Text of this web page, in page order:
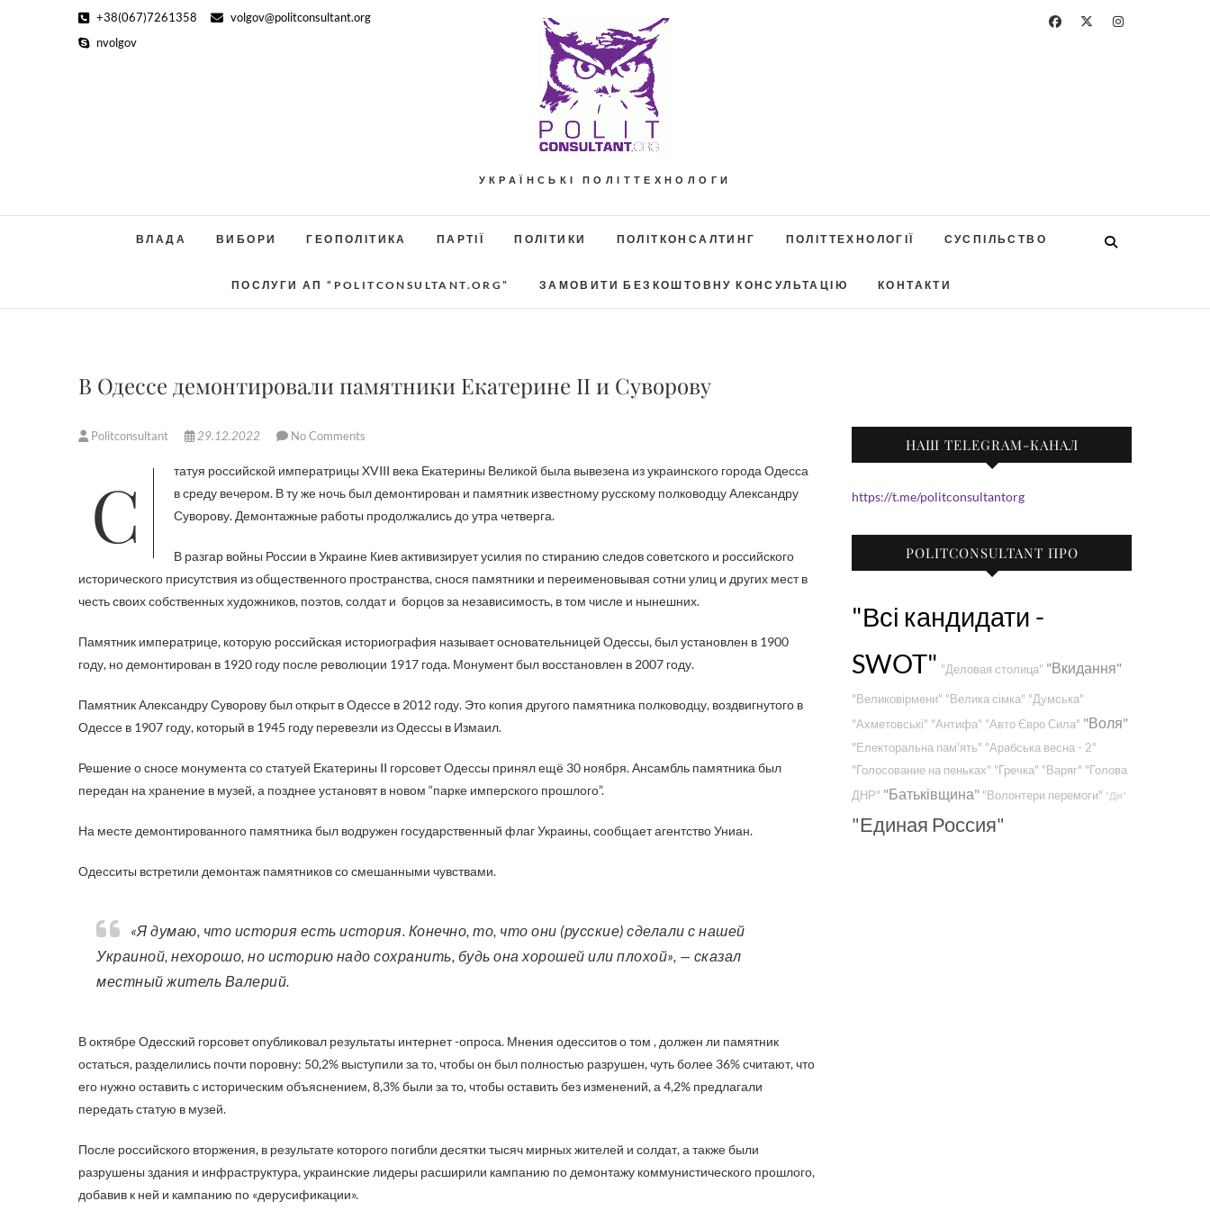
+38(067)7261358
volgov@politconsultant.org
nvolgov
УКРАЇНСЬКІ ПОЛІТТЕХНОЛОГИ
ВЛАДА ВИБОРИ ГЕОПОЛІТИКА ПАРТІЇ ПОЛІТИКИ ПОЛІТКОНСАЛТИНГ ПОЛІТТЕХНОЛОГІЇ СУСПІЛЬСТВО
ПОСЛУГИ АП “POLITCONSULTANT.ORG” ЗАМОВИТИ БЕЗКОШТОВНУ КОНСУЛЬТАЦІЮ КОНТАКТИ
В Одессе демонтировали памятники Екатерине ІІ и Суворову
Politconsultant 29.12.2022 No Comments
Статуя российской императрицы XVIII века Екатерины Великой была вывезена из украинского города Одесса
в среду вечером. В ту же ночь был демонтирован и памятник известному русскому полководцу Александру
Суворову. Демонтажные работы продолжались до утра четверга.
В разгар войны России в Украине Киев активизирует усилия по стиранию следов советского и российского
исторического присутствия из общественного пространства, снося памятники и переименовывая сотни улиц и других мест в
честь своих собственных художников, поэтов, солдат и борцов за независимость, в том числе и нынешних.
Памятник императрице, которую российская историография называет основательницей Одессы, был установлен в 1900
году, но демонтирован в 1920 году после революции 1917 года. Монумент был восстановлен в 2007 году.
Памятник Александру Суворову был открыт в Одессе в 2012 году. Это копия другого памятника полководцу, воздвигнутого в
Одессе в 1907 году, который в 1945 году перевезли из Одессы в Измаил.
Решение о сносе монумента со статуей Екатерины II горсовет Одессы принял ещё 30 ноября. Ансамбль памятника был
передан на хранение в музей, а позднее установят в новом “парке имперского прошлого”.
На месте демонтированного памятника был водружен государственный флаг Украины, сообщает агентство Униан.
Одесситы встретили демонтаж памятников со смешанными чувствами.
«Я думаю, что история есть история. Конечно, то, что они (русские) сделали с нашей
Украиной, нехорошо, но историю надо сохранить, будь она хорошей или плохой», — сказал
местный житель Валерий.
В октябре Одесский горсовет опубликовал результаты интернет -опроса. Мнения одесситов о том , должен ли памятник
остаться, разделились почти поровну: 50,2% выступили за то, чтобы он был полностью разрушен, чуть более 36% считают, что
его нужно оставить с историческим объяснением, 8,3% были за то, чтобы оставить без изменений, а 4,2% предлагали
передать статую в музей.
После российского вторжения, в результате которого погибли десятки тысяч мирных жителей и солдат, а также были
разрушены здания и инфраструктура, украинские лидеры расширили кампанию по демонтажу коммунистического прошлого,
добавив к ней и кампанию по «дерусификации».
НАШ TELEGRAM-КАНАЛ
https://t.me/politconsultantorg
POLITCONSULTANT ПРО
"Всі кандидати -
SWOT" "Деловая столица" "Вкидання"
"Великовірмени" "Велика сімка" "Думська"
"Ахметовські" "Антифа" "Авто Євро Сила" "Воля"
"Електоральна пам'ять" "Арабська весна - 2"
"Голосование на пеньках" "Гречка" "Варяг" "Голова
ДНР" "Батьківщина" "Волонтери перемоги" "Дія"
"Единая Россия"